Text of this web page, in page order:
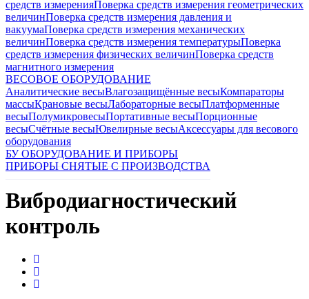
средств измеренияПоверка средств измерения геометрических
величинПоверка средств измерения давления и
вакуумаПоверка средств измерения механических
величинПоверка средств измерения температурыПоверка
средств измерения физических величинПоверка средств
магнитного измерения
ВЕСОВОЕ ОБОРУДОВАНИЕ
Аналитические весыВлагозащищённые весыКомпараторы
массыКрановые весыЛабораторные весыПлатформенные
весыПолумикровесыПортативные весыПорционные
весыСчётные весыЮвелирные весыАксессуары для весового
оборудования
БУ ОБОРУДОВАНИЕ И ПРИБОРЫ
ПРИБОРЫ СНЯТЫЕ С ПРОИЗВОДСТВА
Вибродиагностический
контроль